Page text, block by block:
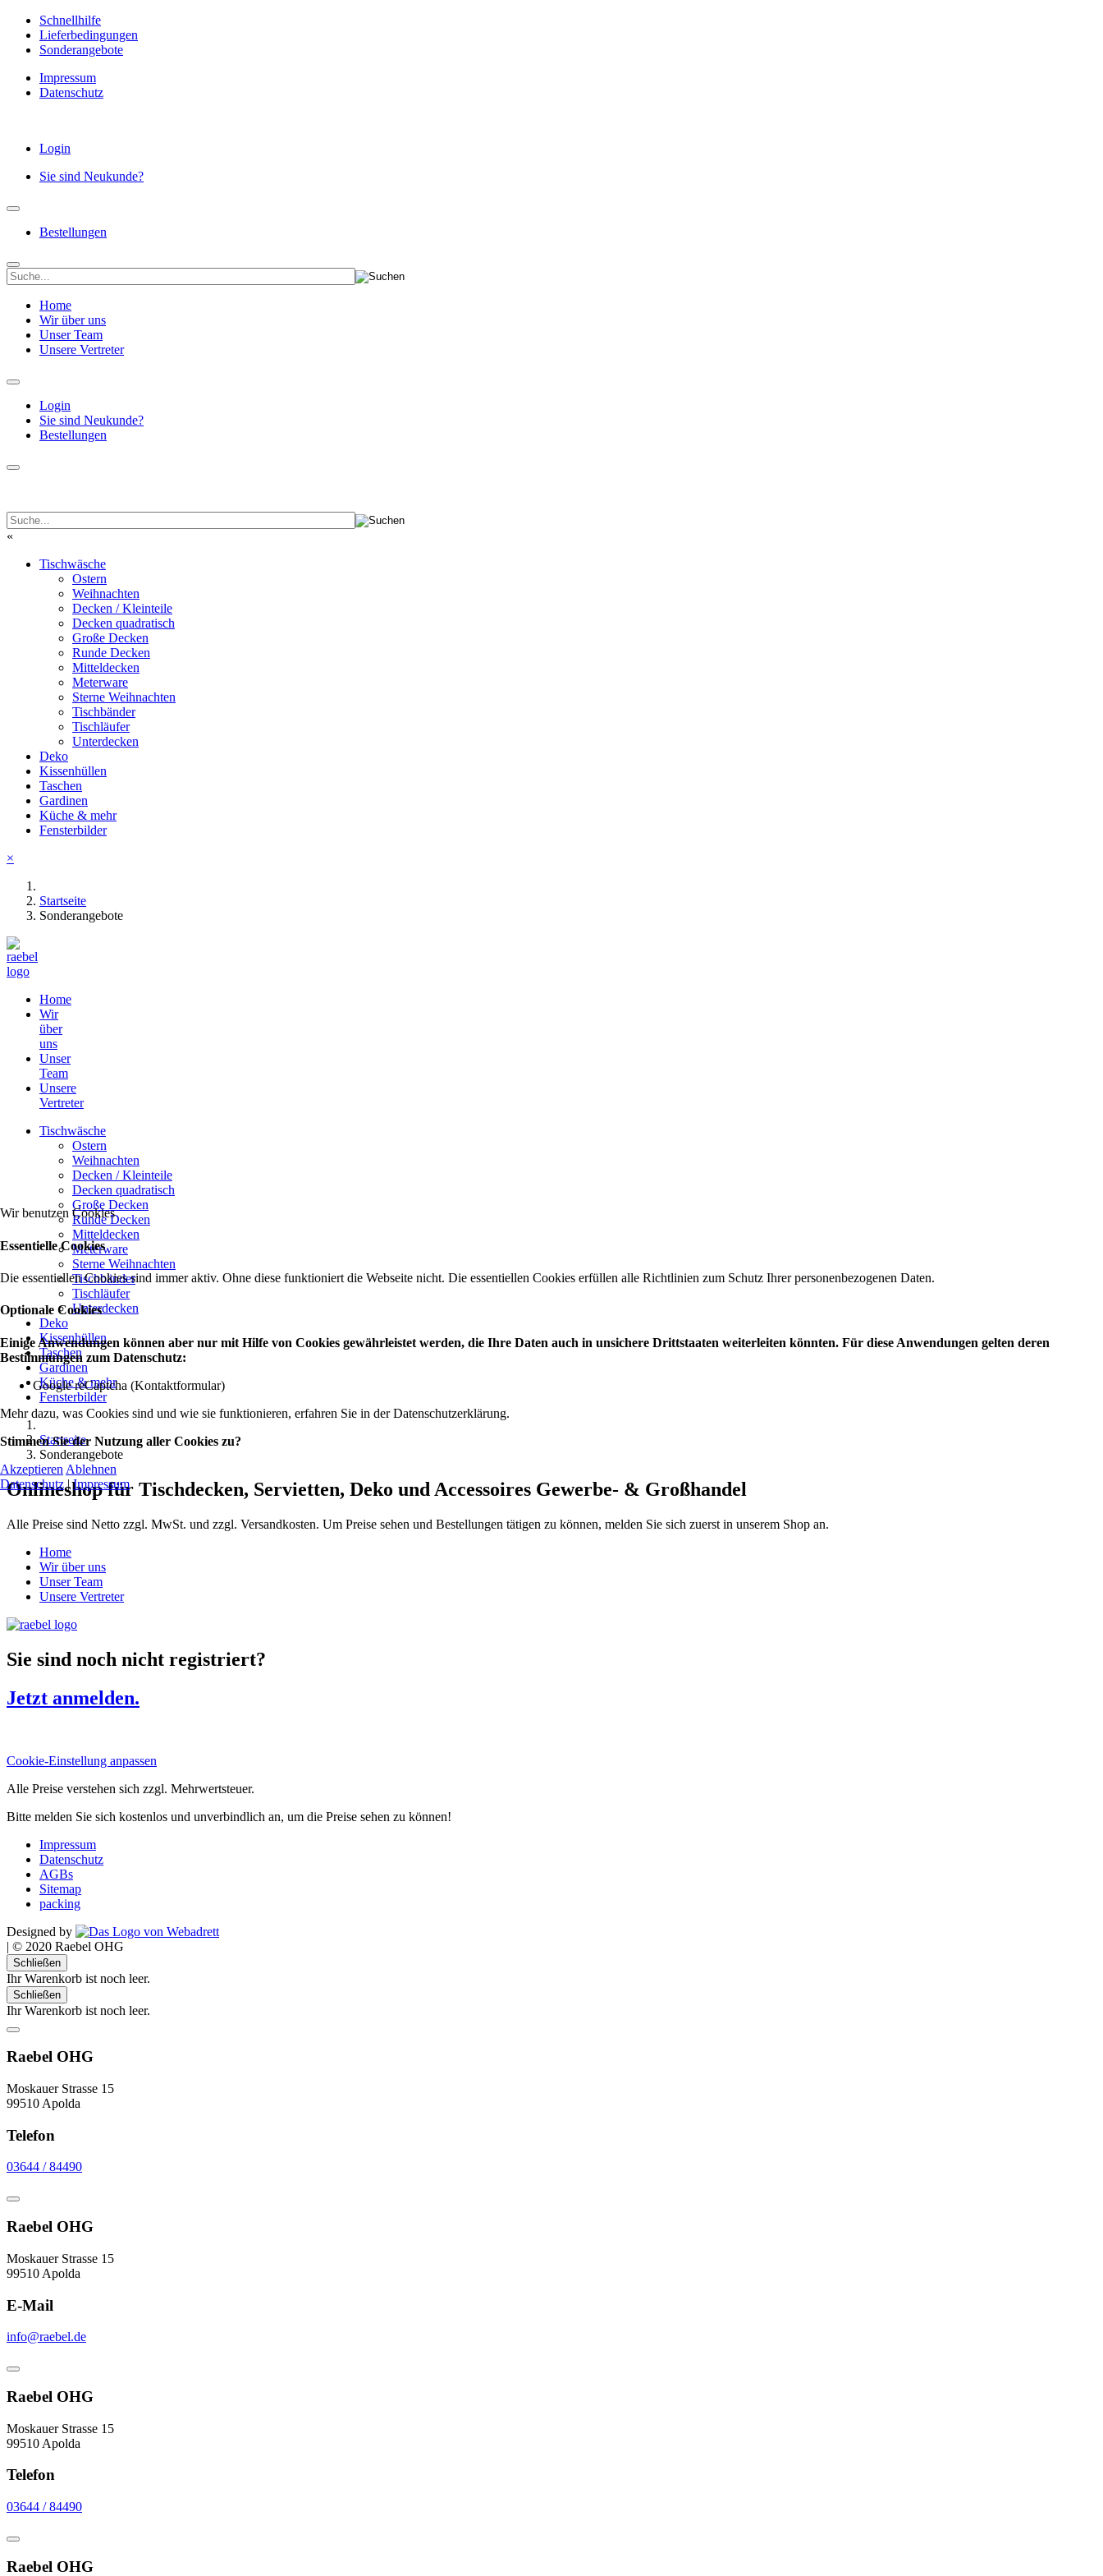
Schnellhilfe
Lieferbedingungen
Sonderangebote
Impressum
Datenschutz
Login
Sie sind Neukunde?
Bestellungen
Home
Wir über uns
Unser Team
Unsere Vertreter
Login
Sie sind Neukunde?
Bestellungen
«
Tischwäsche
Ostern
Weihnachten
Decken / Kleinteile
Decken quadratisch
Große Decken
Runde Decken
Mitteldecken
Meterware
Sterne Weihnachten
Tischbänder
Tischläufer
Unterdecken
Deko
Kissenhüllen
Taschen
Gardinen
Küche & mehr
Fensterbilder
×
Startseite
Sonderangebote
Home
Wir
über
uns
Unser
Team
Unsere
Vertreter
Tischwäsche
Ostern
Weihnachten
Decken / Kleinteile
Decken quadratisch
Große Decken
Runde Decken
Mitteldecken
Meterware
Sterne Weihnachten
Tischbänder
Tischläufer
Unterdecken
Deko
Kissenhüllen
Taschen
Gardinen
Küche & mehr
Fensterbilder
Startseite
Sonderangebote
Onlineshop für Tischdecken, Servietten, Deko und Accessoires Gewerbe- & Großhandel
Alle Preise sind Netto zzgl. MwSt. und zzgl. Versandkosten. Um Preise sehen und Bestellungen tätigen zu können, melden Sie sich zuerst in unserem Shop an.
Home
Wir über uns
Unser Team
Unsere Vertreter
Sie sind noch nicht registriert?
Jetzt anmelden.
Cookie-Einstellung anpassen
Alle Preise verstehen sich zzgl. Mehrwertsteuer.
Bitte melden Sie sich kostenlos und unverbindlich an, um die Preise sehen zu können!
Impressum
Datenschutz
AGBs
Sitemap
packing
Designed by
| © 2020 Raebel OHG
Schließen
Ihr Warenkorb ist noch leer.
Schließen
Ihr Warenkorb ist noch leer.
Raebel OHG
Moskauer Strasse 15
99510 Apolda
Telefon
03644 / 84490
Raebel OHG
Moskauer Strasse 15
99510 Apolda
E-Mail
info@raebel.de
Raebel OHG
Moskauer Strasse 15
99510 Apolda
Telefon
03644 / 84490
Raebel OHG
Wir benutzen Cookies
Essentielle Cookies
Die essentiellen Cookies sind immer aktiv. Ohne diese funktioniert die Webseite nicht. Die essentiellen Cookies erfüllen alle Richtlinien zum Schutz Ihrer personenbezogenen Daten.
Optionale Cookies
Einige Anwendungen können aber nur mit Hilfe von Cookies gewährleistet werden, die Ihre Daten auch in unsichere Drittstaaten weiterleiten könnten. Für diese Anwendungen gelten deren
Bestimmungen zum Datenschutz:
Google reCaptcha (Kontaktformular)
Mehr dazu, was Cookies sind und wie sie funktionieren, erfahren Sie in der Datenschutzerklärung.
Stimmen Sie der Nutzung aller Cookies zu?
Akzeptieren Ablehnen
Datenschutz|Impressum